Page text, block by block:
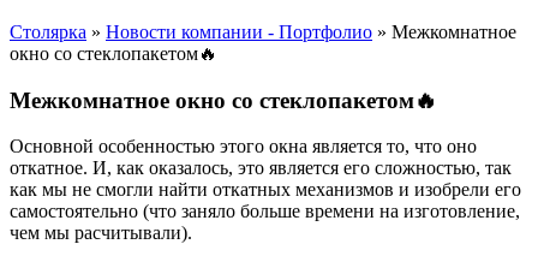
Столярка » Новости компании - Портфолио » Межкомнатное
окно со стеклопакетом🔥
Межкомнатное окно со стеклопакетом🔥
Основной особенностью этого окна является то, что оно
откатное. И, как оказалось, это является его сложностью, так
как мы не смогли найти откатных механизмов и изобрели его
самостоятельно (что заняло больше времени на изготовление,
чем мы расчитывали).